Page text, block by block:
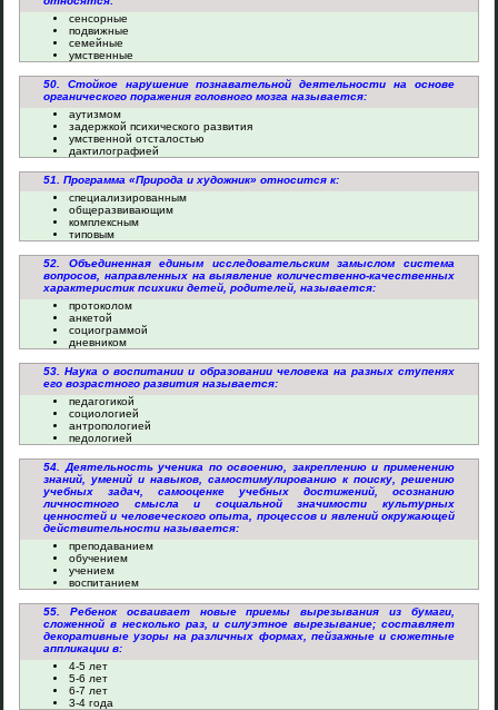
сенсорные
подвижные
семейные
умственные
50. Стойкое нарушение познавательной деятельности на основе
органического поражения головного мозга называется:
аутизмом
задержкой психического развития
умственной отсталостью
дактилографией
51. Программа «Природа и художник» относится к:
специализированным
общеразвивающим
комплексным
типовым
52. Объединенная единым исследовательским замыслом система
вопросов, направленных на выявление количественно-качественных
характеристик психики детей, родителей, называется:
протоколом
анкетой
социограммой
дневником
53. Наука о воспитании и образовании человека на разных ступенях
его возрастного развития называется:
педагогикой
социологией
антропологией
педологией
54. Деятельность ученика по освоению, закреплению и применению
знаний, умений и навыков, самостимулированию к поиску, решению
учебных задач, самооценке учебных достижений, осознанию
личностного смысла и социальной значимости культурных
ценностей и человеческого опыта, процессов и явлений окружающей
действительности называется:
преподаванием
обучением
учением
воспитанием
55. Ребенок осваивает новые приемы вырезывания из бумаги,
сложенной в несколько раз, и силуэтное вырезывание; составляет
декоративные узоры на различных формах, пейзажные и сюжетные
аппликации в:
4-5 лет
5-6 лет
6-7 лет
3-4 года